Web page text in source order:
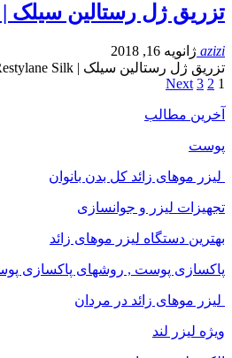
تزریق ژل رستالین سیلک | Restylane Silk , قیمت و هزینه تزریق ژل رستالین سیلک
azizi ژانویه 16, 2018
تزریق ژل رستالین سیلک | Restylane Silk , قیمت و هزینه تزریق ژل رستالین سیلک : ژل سیلک رستالین یک فیلر هیالورونیک…
1
2
3
Next
آخرین مطالب
پوست
لیزر موهای زائد کل بدن بانوان
تجهیزات لیزر و جوانسازی
بهترین دستگاه لیزر موهای زائد
پاکسازی پوست , روشهای پاکسازی
لیزر موهای زائد در مردان
ویژه لیزر لند